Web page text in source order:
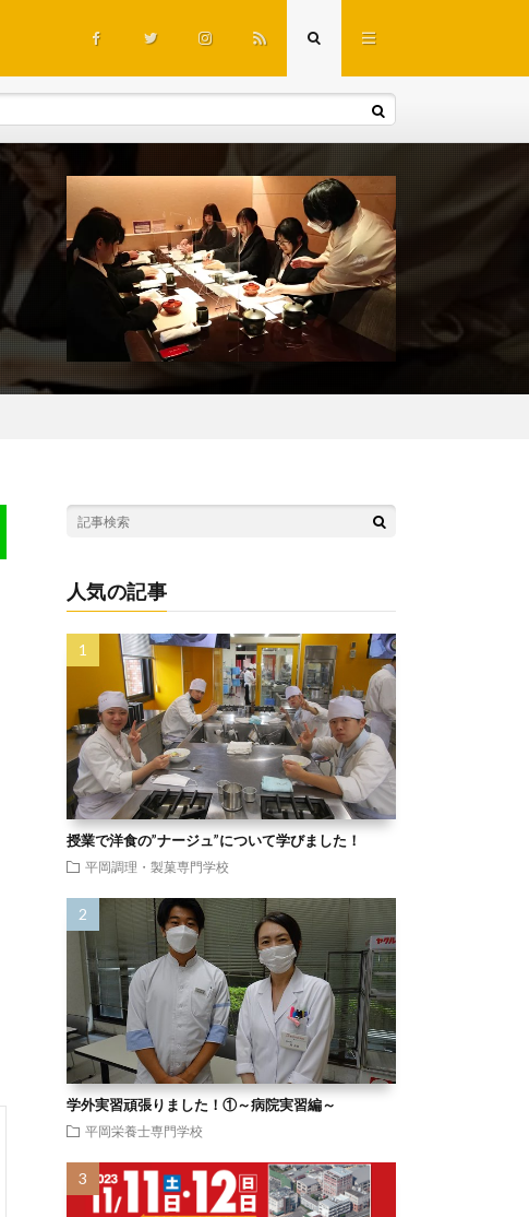
人気の記事
授業で洋食の”ナージュ”について学びました！
平岡調理・製菓専門学校
学外実習頑張りました！①～病院実習編～
平岡栄養士専門学校